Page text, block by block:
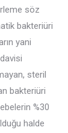
söz
bakteriüri
yani
steril
bakteriüri
%30
halde